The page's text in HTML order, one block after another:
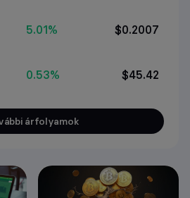
5.01% $0.2007
0.53% $45.42
árfolyamok